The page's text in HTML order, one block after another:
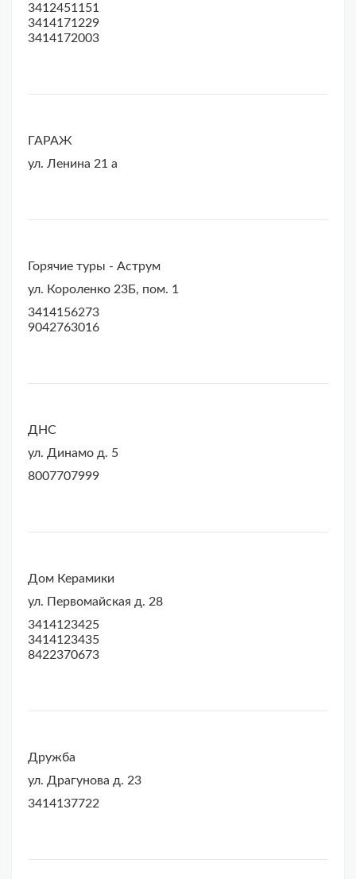
3412451151
3414171229
3414172003
ГАРАЖ
ул. Ленина 21 а
Горячие туры - Аструм
ул. Короленко 23Б, пом. 1
3414156273
9042763016
ДНС
ул. Динамо д. 5
8007707999
Дом Керамики
ул. Первомайская д. 28
3414123425
3414123435
8422370673
Дружба
ул. Драгунова д. 23
3414137722